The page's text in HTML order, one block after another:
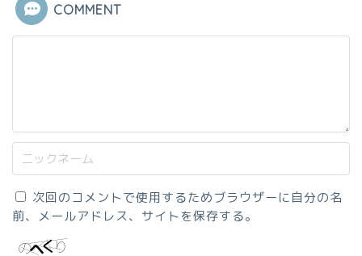
COMMENT
次回のコメントで使用するためブラウザーに自分の名
前、メールアドレス、サイトを保存する。